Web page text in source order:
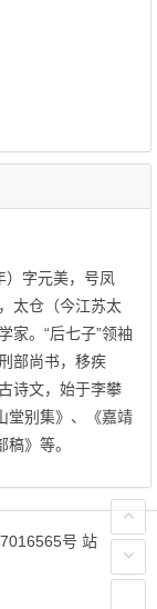
字元美，号凤
太仓（今江苏太
家。“后七子”领袖
部尚书，移疾
诗文，始于李攀
堂别集》、《嘉靖
》等。
号 站